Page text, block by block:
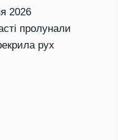
2026
пролунали
рух